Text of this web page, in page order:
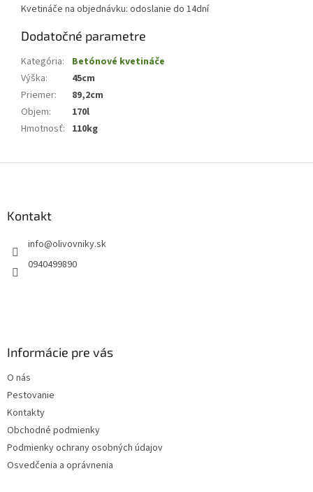
Kvetináče na objednávku: odoslanie do 14dní
Dodatočné parametre
Kategória:
Betónové kvetináče
Výška:
45cm
Priemer:
89,2cm
Objem:
170l
Hmotnosť: 110kg
Kontakt
info@olivovniky.sk
0940499890
Informácie pre vás
O nás
Pestovanie
Kontakty
Obchodné podmienky
Podmienky ochrany osobných údajov
Osvedčenia a oprávnenia